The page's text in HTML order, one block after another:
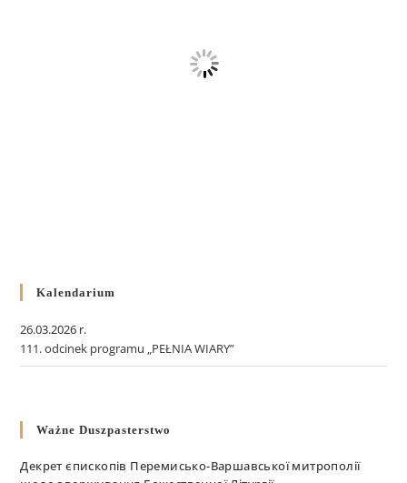
Kalendarium
26.03.2026 r.
111. odcinek programu „PEŁNIA WIARY”
Ważne Duszpasterstwo
Декрет єпископів Перемисько-Варшавської митрополії